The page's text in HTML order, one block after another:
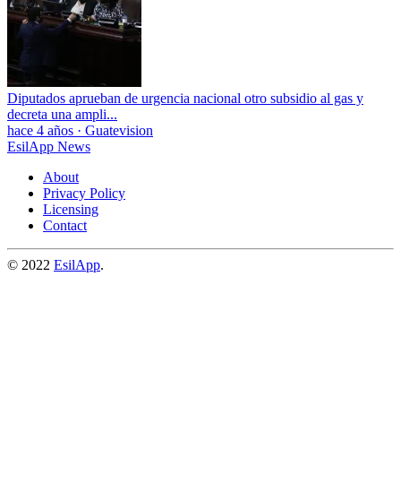
Diputados aprueban de urgencia nacional otro subsidio al gas y
decreta una ampli...
hace 4 años · Guatevision
EsilApp News
About
Privacy Policy
Licensing
Contact
© 2022 EsilApp.